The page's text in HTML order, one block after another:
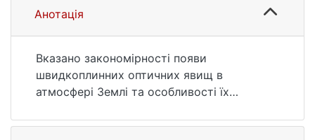
—14. DOI: 10.17721/BTSNUA.2016.53.11-15
551.510 (дата звернення: 25.07.2026).
Анотація
Вказано закономірності появи
швидкоплинних оптичних явищ в
атмосфері Землі та особливості їх
відеоспостереження, отримані в інституті